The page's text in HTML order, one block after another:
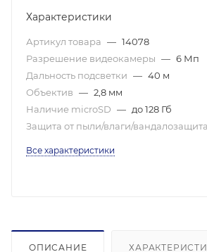
Характеристики
Артикул товара — 14078
Разрешение видеокамеры — 6 Мп
Дальность подсветки — 40 м
Объектив — 2,8 мм
Наличие microSD — до 128 Гб
Защита от пыли/влаги/вандалозащита
Все характеристики
ОПИСАНИЕ